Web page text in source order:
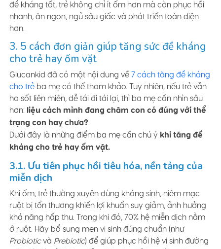
đề kháng tốt, trẻ không chỉ ít ốm hơn mà còn phục hồi
nhanh, ăn ngon, ngủ sâu giấc và phát triển toàn diện
hơn.
3. 5 cách đơn giản giúp tăng sức đề kháng
cho trẻ hay ốm vặt
Glucankid đã có một nội dung về7 cách tăng đề kháng
cho trẻba mẹ có thể tham khảo. Tuy nhiên, nếu trẻ vẫn
ho sốt liên miên, dễ tái đi tái lại, thì ba mẹ cần nhìn sâu
hơn: liệu cách mình đang chăm con có đúng với thể
trạng con hay chưa?
Dưới đây là những điểm ba mẹ cần chú ý khi tăng đề
kháng cho trẻ hay ốm vặt.
3.1. Ưu tiên phục hồi tiêu hóa, nền tảng của
miễn dịch
Khi ốm, trẻ thường xuyên dùng kháng sinh, niêm mạc
ruột bị tổn thương khiến lợi khuẩn suy giảm, ảnh hưởng
khả năng hấp thu. Trong khi đó, 70% hệ miễn dịch nằm
ở ruột. Hãy bổ sung men vi sinh đúng chuẩn (như
Probioticvà Prebiotic) để giúp phục hồi hệ vi sinh đường